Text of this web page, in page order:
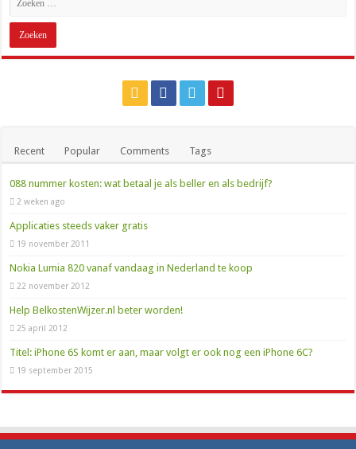
0900-1884: het klantenservicenummer van Ziggo
088 722 66 00: de alarmlijn van Rabobank bij fraude
Hoe schrijf je een 06-nummer: de juiste notatie uitgelegd
+31 88 088 89 99: het telefoonnummer van Verisure Nederland
Oude telefoon inleveren: waarom dat goed is voor je portemonnee en het milieu
0900 OV9292: het telefoonnummer voor al je reisinfo
088-8989294: het telefoonnummer van UWV voor al je vragen
Recent Popular Comments Tags
088 nummer kosten: wat betaal je als beller en als bedrijf?
2 weken ago
Applicaties steeds vaker gratis
19 november 2011
Nokia Lumia 820 vanaf vandaag in Nederland te koop
22 november 2012
Help BelkostenWijzer.nl beter worden!
25 april 2012
Titel: iPhone 6S komt er aan, maar volgt er ook nog een iPhone 6C?
19 september 2015